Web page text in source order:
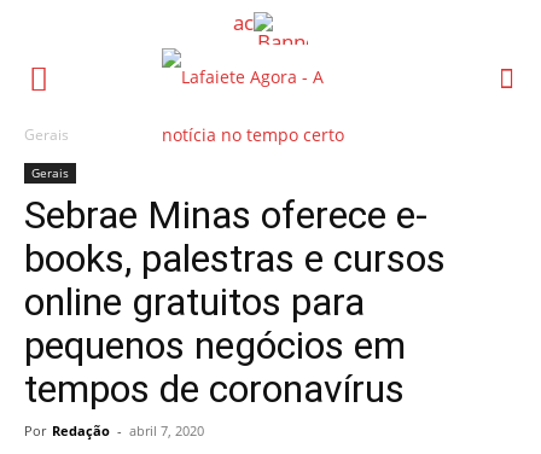
Gerais
Gerais
Sebrae Minas oferece e-
books, palestras e cursos
online gratuitos para
pequenos negócios em
tempos de coronavírus
Por Redação - abril 7, 2020